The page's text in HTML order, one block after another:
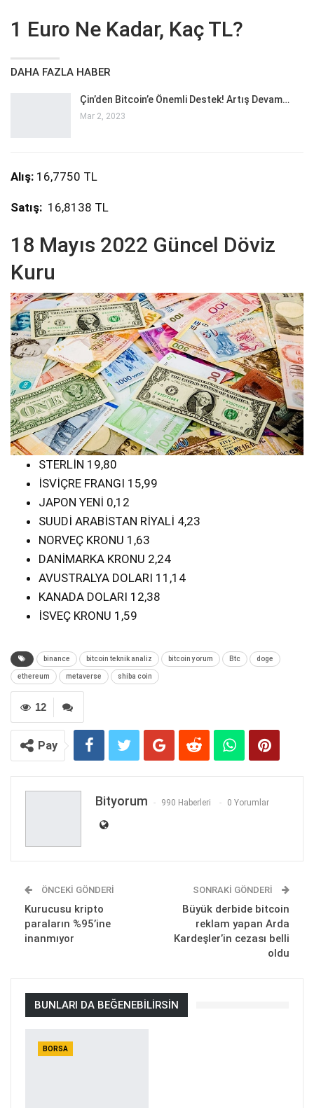
1 Euro Ne Kadar, Kaç TL?
DAHA FAZLA HABER
Çin’den Bitcoin’e Önemli Destek! Artış Devam…
Mar 2, 2023
Alış: 16,7750 TL
Satış: 16,8138 TL
18 Mayıs 2022 Güncel Döviz
Kuru
STERLİN 19,80
İSVİÇRE FRANGI 15,99
JAPON YENİ 0,12
SUUDİ ARABİSTAN RİYALİ 4,23
NORVEÇ KRONU 1,63
DANİMARKA KRONU 2,24
AVUSTRALYA DOLARI 11,14
KANADA DOLARI 12,38
İSVEÇ KRONU 1,59
binance bitcoin teknik analiz bitcoin yorum Btc doge
ethereum metaverse shiba coin
12
Pay
Bityorum 990 Haberleri 0 Yorumlar
ÖNCEKI GÖNDERI
Kurucusu kripto
paraların %95’ine
inanmıyor
SONRAKI GÖNDERI
Büyük derbide bitcoin
reklam yapan Arda
Kardeşler’in cezası belli
oldu
BUNLARI DA BEĞENEBILIRSIN
BORSA